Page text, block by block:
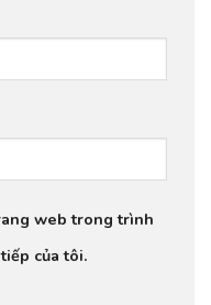
web trong trình
của tôi.